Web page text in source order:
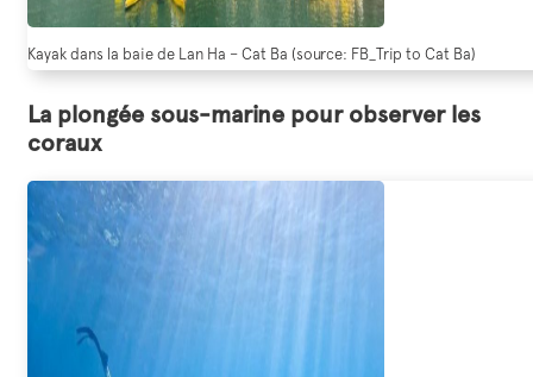
Kayak dans la baie de Lan Ha – Cat Ba (source: FB_Trip to Cat Ba)
La plongée sous-marine pour observer les
coraux